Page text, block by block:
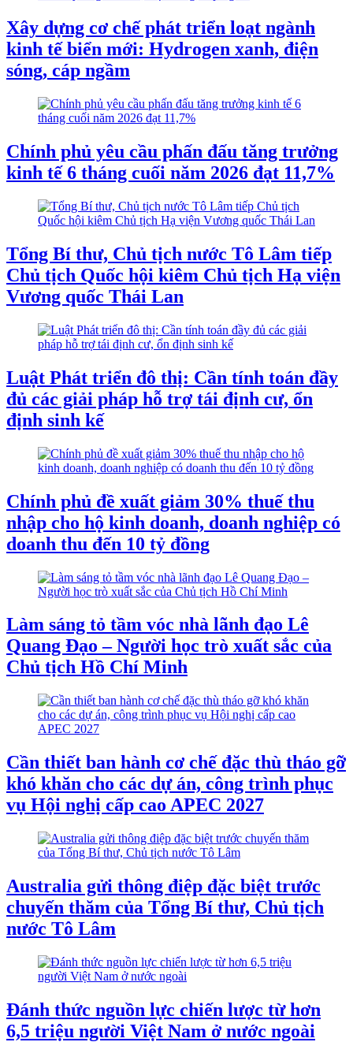
Xây dựng cơ chế phát triển loạt ngành
kinh tế biển mới: Hydrogen xanh, điện
sóng, cáp ngầm
Chính phủ yêu cầu phấn đấu tăng trưởng
kinh tế 6 tháng cuối năm 2026 đạt 11,7%
Tổng Bí thư, Chủ tịch nước Tô Lâm tiếp
Chủ tịch Quốc hội kiêm Chủ tịch Hạ viện
Vương quốc Thái Lan
Luật Phát triển đô thị: Cần tính toán đầy
đủ các giải pháp hỗ trợ tái định cư, ổn
định sinh kế
Chính phủ đề xuất giảm 30% thuế thu
nhập cho hộ kinh doanh, doanh nghiệp có
doanh thu đến 10 tỷ đồng
Làm sáng tỏ tầm vóc nhà lãnh đạo Lê
Quang Đạo – Người học trò xuất sắc của
Chủ tịch Hồ Chí Minh
Cần thiết ban hành cơ chế đặc thù tháo gỡ
khó khăn cho các dự án, công trình phục
vụ Hội nghị cấp cao APEC 2027
Australia gửi thông điệp đặc biệt trước
chuyến thăm của Tổng Bí thư, Chủ tịch
nước Tô Lâm
Đánh thức nguồn lực chiến lược từ hơn
6,5 triệu người Việt Nam ở nước ngoài